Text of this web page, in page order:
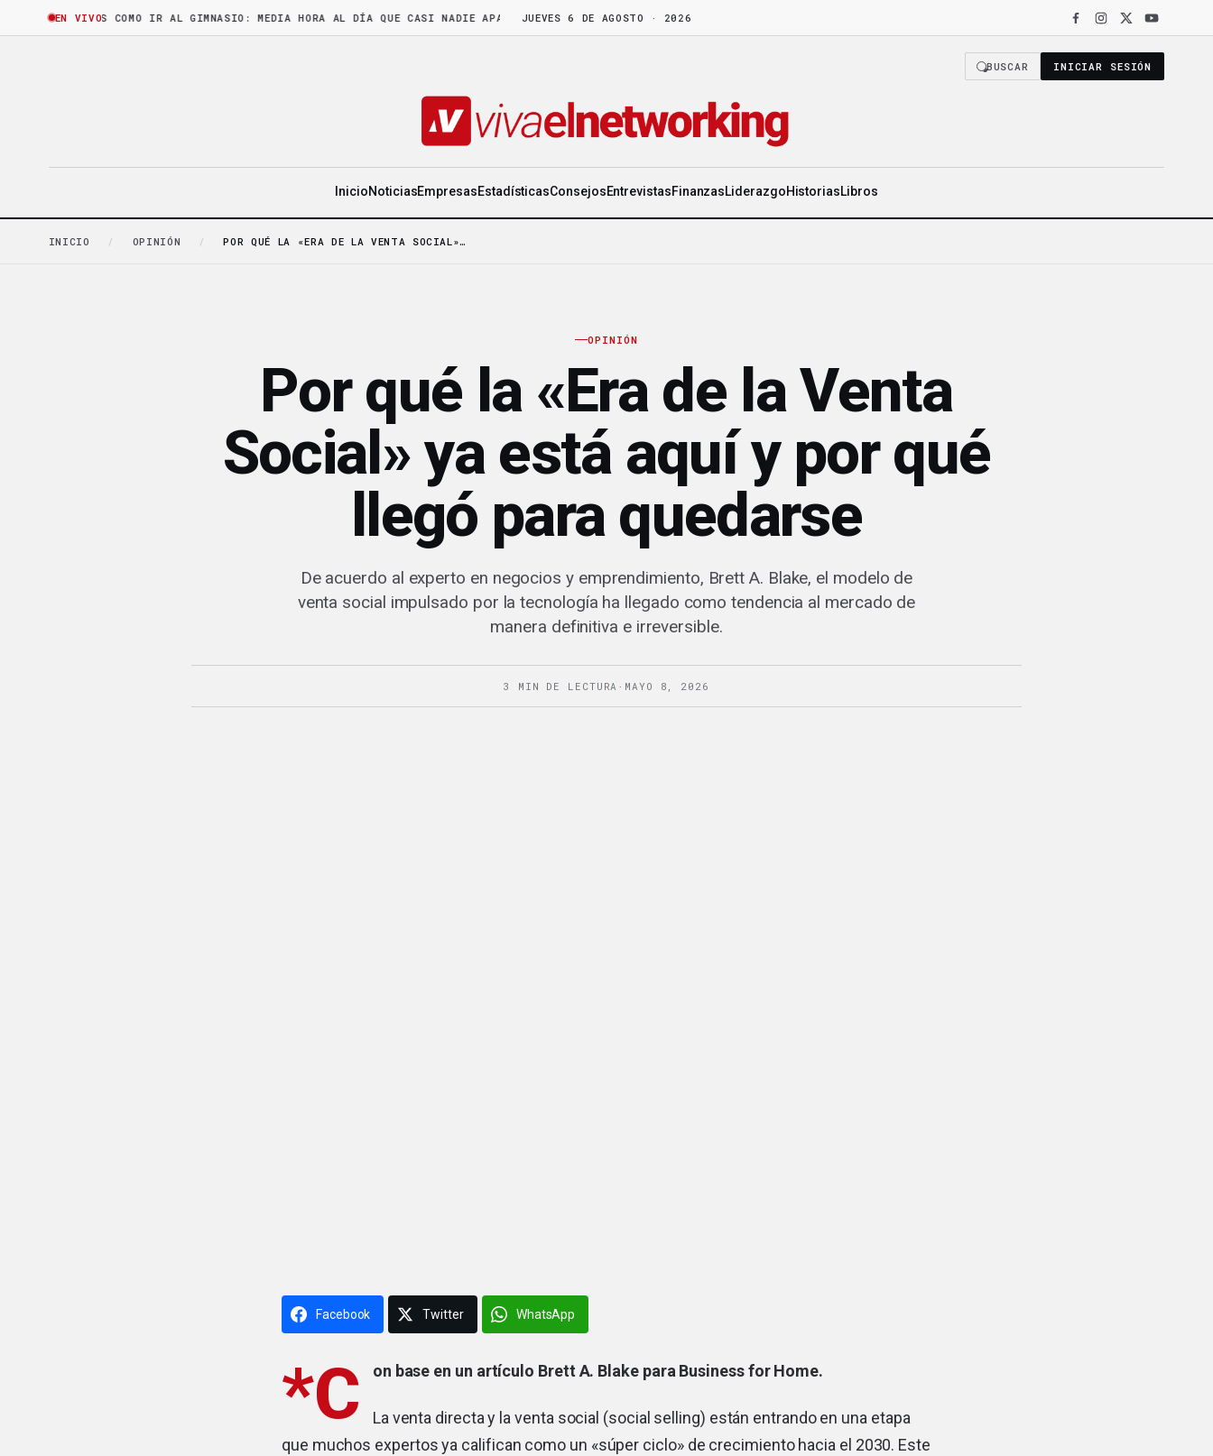
EN VIVO
LEER ES COMO IR AL GIMNASIO: MEDIA HORA AL DÍA QUE CASI NADIE APARTA·LA CEO DE ORIFLAME: «DISFRUTA DE LA GENTE TANTO COMO DE LOS NÚMEROS» LR HEALTH VENDE 319 MILLONES DE
JUEVES 6 DE AGOSTO · 2026
BUSCAR INICIAR SESIÓN
InicioNoticiasEmpresasEstadísticasConsejosEntrevistasFinanzasLiderazgoHistoriasLibros
INICIO / OPINIÓN / POR QUÉ LA «ERA DE LA VENTA SOCIAL»…
OPINIÓN
Por qué la «Era de la Venta
Social» ya está aquí y por qué
llegó para quedarse
De acuerdo al experto en negocios y emprendimiento, Brett A. Blake, el modelo de
venta social impulsado por la tecnología ha llegado como tendencia al mercado de
manera definitiva e irreversible.
3 MIN DE LECTURA · MAYO 8, 2026
Facebook Twitter WhatsApp
*C on base en un artículo Brett A. Blake para Business for Home.
La venta directa y la venta social (social selling) están entrando en una etapa
que muchos expertos ya califican como un «súper ciclo» de crecimiento hacia el 2030. Este